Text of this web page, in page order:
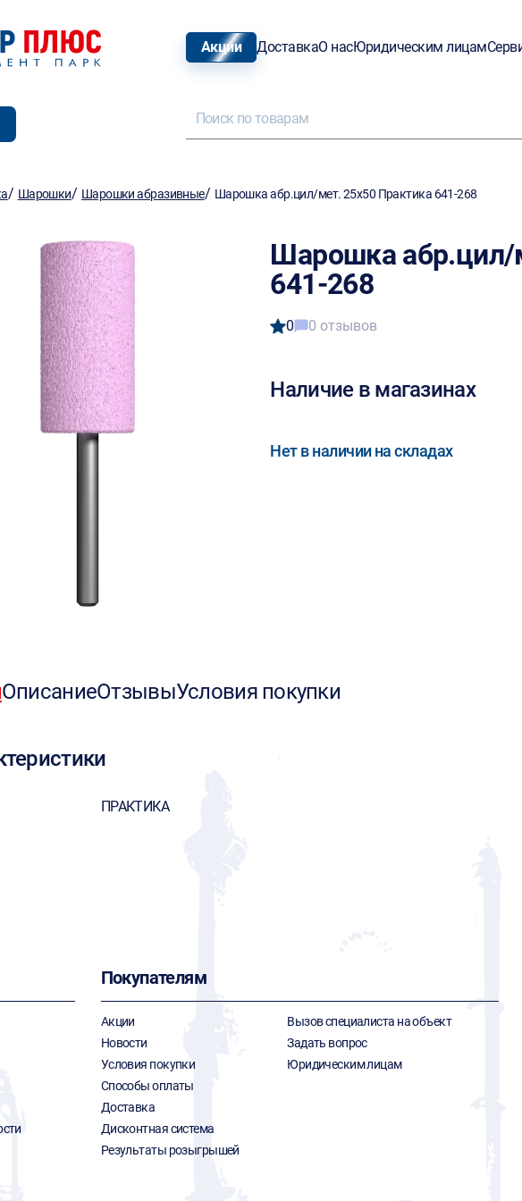
Акции ДоставкаО насЮридическим лицам
/ Шарошки/ Шарошки абразивные/ Шарошка абр.цил/мет. 25х50 Практика 641-268
Шарошка абр.цил/
641-268
0 0 отзывов
Наличие в магазинах
Нет в наличии на складах
ОписаниеОтзывыУсловия покупки
ПРАКТИКА
Покупателям
Акции
Новости
Условия покупки
Способы оплаты
Доставка
Дисконтная система
Результаты розыгрышей
Вызов специалиста на объект
Задать вопрос
Юридическим лицам